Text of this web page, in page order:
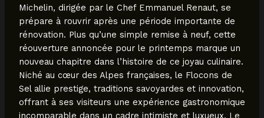
Michelin, dirigée par le Chef Emmanuel Renaut, se
prépare à rouvrir après une période importante de
rénovation. Plus qu’une simple remise à neuf, cette
réouverture annoncée pour le printemps marque un
nouveau chapitre dans l’histoire de ce joyau culinaire.
Niché au cœur des Alpes françaises, le Flocons de
Sel allie prestige, traditions savoyardes et innovation,
offrant à ses visiteurs une expérience gastronomique
incomparable dans un cadre intimiste et luxueux. Le